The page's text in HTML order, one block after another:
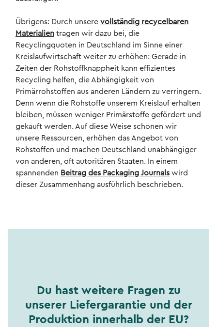
Übrigens: Durch unsere vollständig recycelbaren
Materialien tragen wir dazu bei, die
Recyclingquoten in Deutschland im Sinne einer
Kreislaufwirtschaft weiter zu erhöhen: Gerade in
Zeiten der Rohstoffknappheit kann effizientes
Recycling helfen, die Abhängigkeit von
Primärrohstoffen aus anderen Ländern zu verringern.
Denn wenn die Rohstoffe unserem Kreislauf erhalten
bleiben, müssen weniger Primärstoffe gefördert und
gekauft werden. Auf diese Weise schonen wir
unsere Ressourcen, erhöhen das Angebot von
Rohstoffen und machen Deutschland unabhängiger
von anderen, oft autoritären Staaten. In einem
spannenden Beitrag des Packaging Journals wird
dieser Zusammenhang ausführlich beschrieben.
Du hast weitere Fragen zu
unserer Liefergarantie und der
Produktion innerhalb der EU?